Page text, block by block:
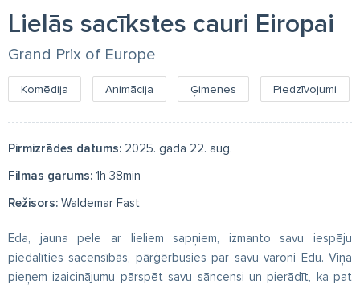
Lielās sacīkstes cauri Eiropai
Grand Prix of Europe
Komēdija Animācija Ģimenes Piedzīvojumi
Pirmizrādes datums: 2025. gada 22. aug.
Filmas garums: 1h 38min
Režisors: Waldemar Fast
Eda, jauna pele ar lieliem sapņiem, izmanto savu iespēju
piedalīties sacensībās, pārģērbusies par savu varoni Edu. Viņa
pieņem izaicinājumu pārspēt savu sāncensi un pierādīt, ka pat